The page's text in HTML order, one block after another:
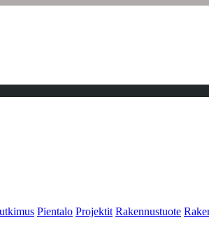
Pientalo Projektit Rakennustuote